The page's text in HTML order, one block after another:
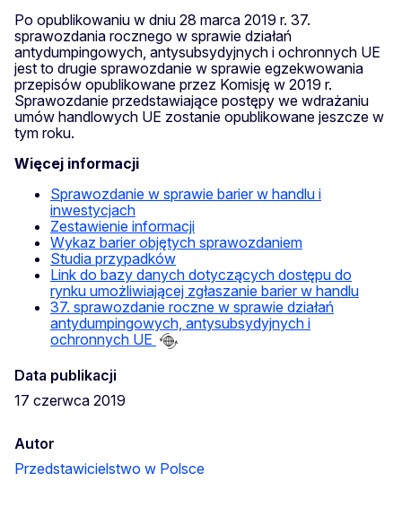
Po opublikowaniu w dniu 28 marca 2019 r. 37.
sprawozdania rocznego w sprawie działań
antydumpingowych, antysubsydyjnych i ochronnych UE
jest to drugie sprawozdanie w sprawie egzekwowania
przepisów opublikowane przez Komisję w 2019 r.
Sprawozdanie przedstawiające postępy we wdrażaniu
umów handlowych UE zostanie opublikowane jeszcze w
tym roku.
Więcej informacji
Sprawozdanie w sprawie barier w handlu i
inwestycjach
Zestawienie informacji
Wykaz barier objętych sprawozdaniem
Studia przypadków
Link do bazy danych dotyczących dostępu do
rynku umożliwiającej zgłaszanie barier w handlu
37. sprawozdanie roczne w sprawie działań
antydumpingowych, antysubsydyjnych i
ochronnych UE
Data publikacji
17 czerwca 2019
Autor
Przedstawicielstwo w Polsce